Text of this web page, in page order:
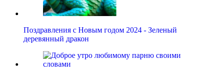
Поздравления с Новым годом 2024 - Зеленый
деревянный дракон